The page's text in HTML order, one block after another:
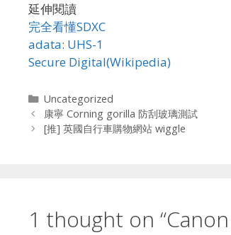
延伸閱讀
完全看懂SDXC
adata: UHS-1
Secure Digital(Wikipedia)
Categories
Uncategorized
康寧 Corning gorilla 防刮玻璃測試
[推] 英國自行車購物網站 wiggle
1 thought on